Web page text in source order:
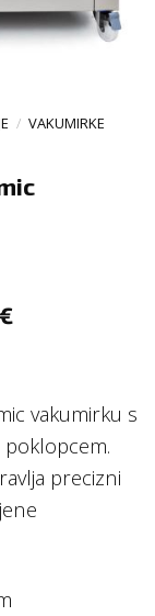
/ VAKUMIRKE
€
vakumirku s
precizni